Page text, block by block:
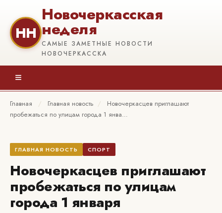
НН
Новочеркасская
неделя
САМЫЕ ЗАМЕТНЫЕ НОВОСТИ
НОВОЧЕРКАССКА
≡
Главная / Главная новость /
Новочеркасцев приглашают
пробежаться по улицам города 1 янва…
ГЛАВНАЯ НОВОСТЬ СПОРТ
Новочеркасцев приглашают
пробежаться по улицам
города 1 января